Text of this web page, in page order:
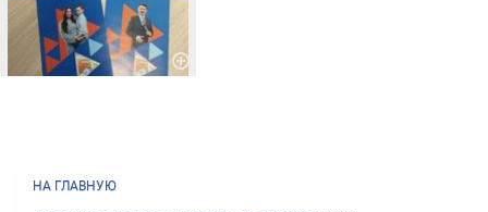
НА ГЛАВНУЮ